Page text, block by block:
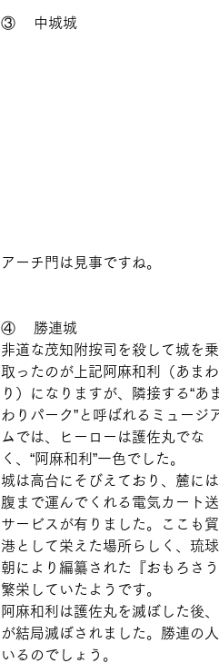
③    中城城
アーチ門は見事ですね。
④    勝連城
非道な茂知附按司を殺して城を乗
取ったのが上記阿麻和利（あまわ
り）になりますが、隣接する“あ
わりパーク”と呼ばれるミュージ
ムでは、ヒーローは護佐丸でな
く、“阿麻和利”一色でした。
城は高台にそびえており、麓に
腹まで運んでくれる電気カート
サービスが有りました。ここも
港として栄えた場所らしく、琉
朝により編纂された『おもろさ
繁栄していたようです。
阿麻和利は護佐丸を滅ぼした後
が結局滅ぼされました。勝連の
いるのでしょう。